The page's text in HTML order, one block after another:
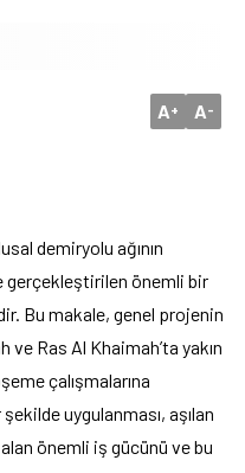
A+ A-
demiryolu ağının
gerçekleştirilen önemli bir
Bu makale, genel projenin
Ras Al Khaimah’ta yakın
çalışmalarına
uygulanması, aşılan
önemli iş gücünü ve bu